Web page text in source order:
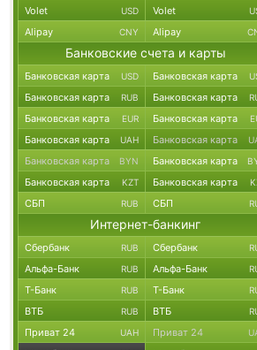
Volet USD Volet
Alipay CNY Alipay
Банковские счета и карты
Банковская карта USD Банковская карта
Банковская карта RUB Банковская карта
Банковская карта EUR Банковская карта
Банковская карта UAH Банковская карта
Банковская карта BYN Банковская карта
Банковская карта KZT Банковская карта
СБП RUB СБП
Интернет-банкинг
Сбербанк RUB Сбербанк
Альфа-Банк RUB Альфа-Банк
Т-Банк RUB Т-Банк
ВТБ RUB ВТБ
Приват 24 UAH Приват 24